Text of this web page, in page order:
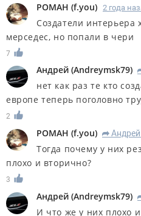
РОМАН (f.you) 2 года
Создатели интерьера
мерседес, но попали в чери
7
Андрей (Andreymsk79)
нет как раз те кто
европе теперь поголовно
2
РОМАН (f.you) R Андрей
Тогда почему у них
плохо и вторично?
3
Андрей (Andreymsk79)
И что же у них плохо